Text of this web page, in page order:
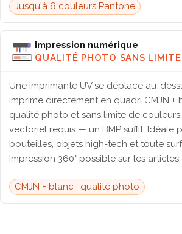
Jusqu'à 6 couleurs Pantone
Impression numérique
QUALITÉ PHOTO SANS LIMITE
Une imprimante UV se déplace au-
imprime directement en quadri CMJN +
qualité photo et sans limite de
vectoriel requis — un BMP suffit. Idéale
bouteilles, objets high-tech et toute
Impression 360° possible sur les
CMJN + blanc · qualité photo